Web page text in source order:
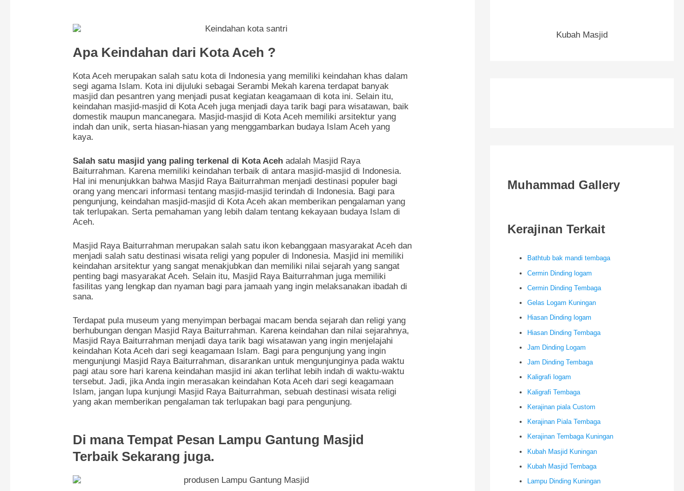
Apa Keindahan dari Kota Aceh ?
Kota Aceh merupakan salah satu kota di Indonesia yang memiliki keindahan khas dalam
segi agama Islam. Kota ini dijuluki sebagai Serambi Mekah karena terdapat banyak
masjid dan pesantren yang menjadi pusat kegiatan keagamaan di kota ini. Selain itu,
keindahan masjid-masjid di Kota Aceh juga menjadi daya tarik bagi para wisatawan, baik
domestik maupun mancanegara. Masjid-masjid di Kota Aceh memiliki arsitektur yang
indah dan unik, serta hiasan-hiasan yang menggambarkan budaya Islam Aceh yang
kaya.
Salah satu masjid yang paling terkenal di Kota Aceh adalah Masjid Raya
Baiturrahman. Karena memiliki keindahan terbaik di antara masjid-masjid di Indonesia.
Hal ini menunjukkan bahwa Masjid Raya Baiturrahman menjadi destinasi populer bagi
orang yang mencari informasi tentang masjid-masjid terindah di Indonesia. Bagi para
pengunjung, keindahan masjid-masjid di Kota Aceh akan memberikan pengalaman yang
tak terlupakan. Serta pemahaman yang lebih dalam tentang kekayaan budaya Islam di
Aceh.
Masjid Raya Baiturrahman merupakan salah satu ikon kebanggaan masyarakat Aceh dan
menjadi salah satu destinasi wisata religi yang populer di Indonesia. Masjid ini memiliki
keindahan arsitektur yang sangat menakjubkan dan memiliki nilai sejarah yang sangat
penting bagi masyarakat Aceh. Selain itu, Masjid Raya Baiturrahman juga memiliki
fasilitas yang lengkap dan nyaman bagi para jamaah yang ingin melaksanakan ibadah di
sana.
Terdapat pula museum yang menyimpan berbagai macam benda sejarah dan religi yang
berhubungan dengan Masjid Raya Baiturrahman. Karena keindahan dan nilai sejarahnya,
Masjid Raya Baiturrahman menjadi daya tarik bagi wisatawan yang ingin menjelajahi
keindahan Kota Aceh dari segi keagamaan Islam. Bagi para pengunjung yang ingin
mengunjungi Masjid Raya Baiturrahman, disarankan untuk mengunjunginya pada waktu
pagi atau sore hari karena keindahan masjid ini akan terlihat lebih indah di waktu-waktu
tersebut. Jadi, jika Anda ingin merasakan keindahan Kota Aceh dari segi keagamaan
Islam, jangan lupa kunjungi Masjid Raya Baiturrahman, sebuah destinasi wisata religi
yang akan memberikan pengalaman tak terlupakan bagi para pengunjung.
Di mana Tempat Pesan Lampu Gantung Masjid
Terbaik Sekarang juga.
Kubah Masjid
Muhammad Gallery
Kerajinan Terkait
Bathtub bak mandi tembaga
Cermin Dinding logam
Cermin Dinding Tembaga
Gelas Logam Kuningan
Hiasan Dinding logam
Hiasan Dinding Tembaga
Jam Dinding Logam
Jam Dinding Tembaga
Kaligrafi logam
Kaligrafi Tembaga
Kerajinan piala Custom
Kerajinan Piala Tembaga
Kerajinan Tembaga Kuningan
Kubah Masjid Kuningan
Kubah Masjid Tembaga
Lampu Dinding Kuningan